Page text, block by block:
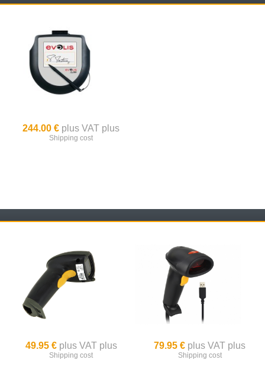
244.00 € plus VAT plus
Shipping cost
49.95 €plus VAT plus
Shipping cost
79.95 € plus VAT plus
Shipping cost